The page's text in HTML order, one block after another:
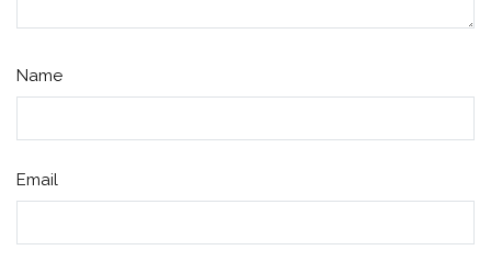
Name
Email